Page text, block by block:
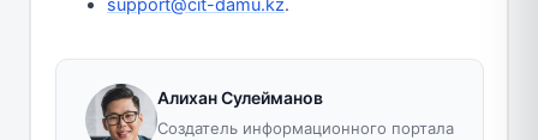
Алихан Сулейманов
Создатель информационного портала